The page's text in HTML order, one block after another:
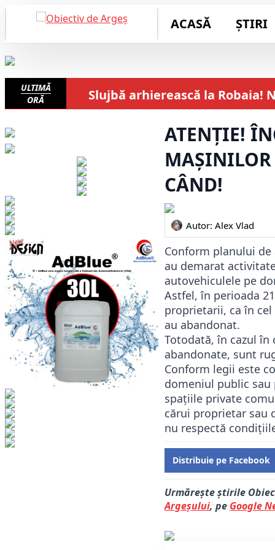
ACASĂ ȘTIRI
ULTIMĂ
ORĂ
Slujbă arhierească la Robaia!
ATENȚIE!
CÂND!
Autor: Alex Vlad
Conform planului
au demarat
autovehiculele pe
Astfel, în perioada
proprietarii, ca în
au abandonat.
Totodată, în cazul
abandonate, sunt
Conform legii este
domeniul public
spațiile private
cărui proprietar sau
nu respectă
Distribuie pe Facebook
Urmărește știrile
Argeșului, pe Google